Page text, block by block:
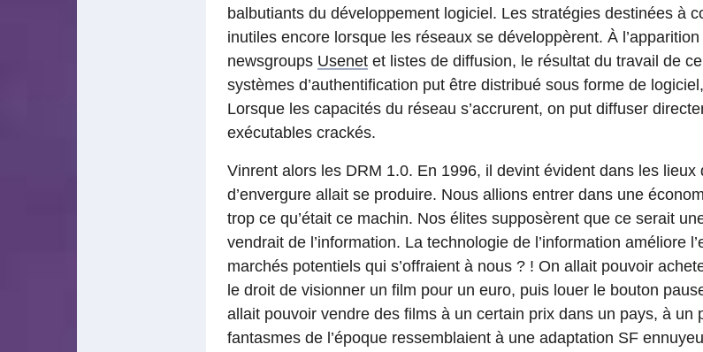
balbutiants du développement logiciel. Les stratégies destinées à
inutiles encore lorsque les réseaux se développèrent. À
newsgroups Usenetet listes de diffusion, le résultat du travail de
systèmes d’authentification put être distribué sous forme de
Lorsque les capacités du réseau s’accrurent, on put diffuser
exécutables crackés.
Vinrent alors les DRM 1.0. En 1996, il devint évident dans les lieux
d’envergure allait se produire. Nous allions entrer dans une
trop ce qu’était ce machin. Nos élites supposèrent que ce serait
vendrait de l’information. La technologie de l’information améliore
marchés potentiels qui s’offraient à nous ? ! On allait pouvoir
le droit de visionner un film pour un euro, puis louer le bouton
allait pouvoir vendre des films à un certain prix dans un pays, à un
fantasmes de l’époque ressemblaient à une adaptation SF